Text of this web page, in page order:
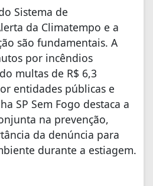
Sistema de
da Climatempo e a
são fundamentais. A
por incêndios
multas de R$ 6,3
entidades públicas e
SP Sem Fogo destaca a
na prevenção,
da denúncia para
durante a estiagem.